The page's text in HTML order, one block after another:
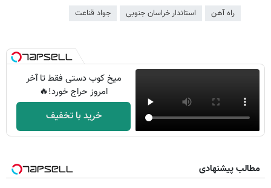
راه آهن استاندار خراسان جنوبی جواد قناعت
میخ کوب دستی فقط تا آخر
امروز حراج خورد!🔥
خرید با تخفیف
مطالب پیشنهادی